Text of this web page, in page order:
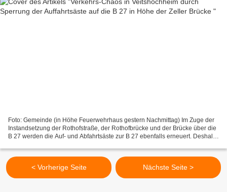
Foto: Gemeinde (in Höhe Feuerwehrhaus gestern Nachmittag) Im Zuge der
Instandsetzung der Rothofstraße, der Rothofbrücke und der Brücke über die
B 27 werden die Auf- und Abfahrtsäste zur B 27 ebenfalls erneuert. Deshalb
< Vorherige Seite Nächste Seite >